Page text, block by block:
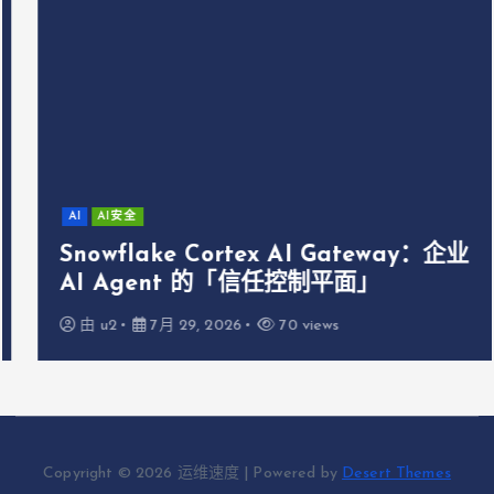
AI安全
Snowflake Cortex AI Gateway：企业
AI Agent 的「信任控制平面」
由 u2 7月 29, 2026 70 views
Copyright © 2026 运维速度 | Powered by Desert Themes